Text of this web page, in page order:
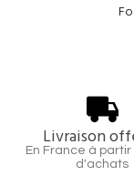
Livraison
En France à partir
d'achats